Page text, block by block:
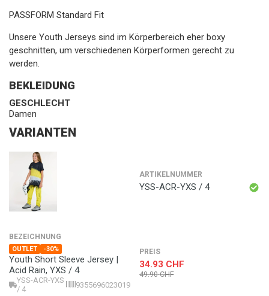
PASSFORM Standard Fit
Unsere Youth Jerseys sind im Körperbereich eher boxy
geschnitten, um verschiedenen Körperformen gerecht zu
werden.
BEKLEIDUNG
GESCHLECHT
Damen
VARIANTEN
ARTIKELNUMMER
YSS-ACR-YXS / 4
BEZEICHNUNG
OUTLET -30%
Youth Short Sleeve Jersey |
Acid Rain, YXS / 4
YSS-ACR-YXS
/ 4
9355696023019
PREIS
34.93 CHF
49.90 CHF